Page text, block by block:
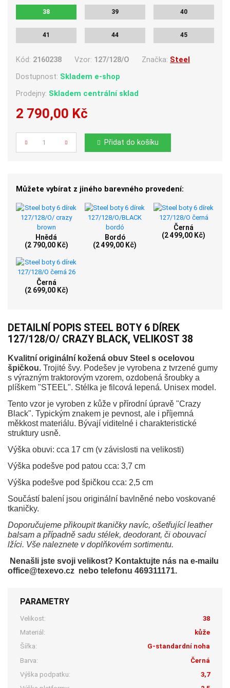
38 39 40
41 44 45
Kód: 2160238 Vzor: 127/128/O Značka: Steel
Dostupnost: Skladem e-shop
Prodejny: Skladem centrální sklad
2 790,00 Kč
Počet
Přidat do košíku
Můžete vybírat z jiného barevného provedení:
Hnědá
(2 790,00 Kč)
Bordó
(2 499,00 Kč)
Černá
(2 499,00 Kč)
Černá
(2 699,00 Kč)
DETAILNÍ POPIS STEEL BOTY 6 DÍREK
127/128/O/ CRAZY BLACK, VELIKOST 38
Kvalitní originální kožená obuv Steel s ocelovou
špičkou. Trojité švy. Podešev je vyrobena z tvrzené gumy
s výrazným traktorovým vzorem, ozdobená šroubky a
plíškem "STEEL". Stélka je filcová lepená. Unisex model.
Tento vzor je vyroben z kůže v přírodní úpravě "Crazy
Black". Typickým znakem je pevnost, ale i příjemná
měkkost materiálu. Bývají viditelné i charakteristické
struktury usně.
Výška obuvi: cca 17 cm (v závislosti na velikosti)
Výška podešve pod patou cca: 3,7 cm
Výška podešve pod špičkou cca: 2,5 cm
Součástí balení jsou originální bavlněné nebo voskované
tkaničky.
Doporučujeme přikoupit tkaničky navíc, ošetřující leather
balsam a případně sadu stélek, deodorant, či obouvací
lžíci. Vše naleznete v doplňkovém sortimentu.
Nenašli jste svoji velikost? Kontaktujte nás na e-mailu
office@texevo.cz nebo telefonu 469311171.
PARAMETRY
Velikost:
38
Materiál:
kůže
Šířka:
G-standardní noha
Barva:
Černá
Výška podpatku:
3,7